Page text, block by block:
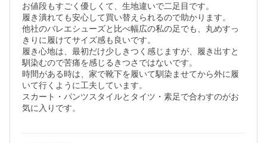
お値段もすごく優しくて、生地違いで二足目です。
履き潰れても安心して買い替えられるので助かります。
他社のバレエシューズと比べ幅広の私の足でも、丸めすっ
きりに履けてサイズ感も良いです。
履き心地は、最初だけ少しきつく感じますが、履き出すと
馴染むので苦痛を感じるきつさではないです。
時間がある時は、家で靴下を履いて馴染ませてから外に履
いて行くように工夫しています。
スカート・パンツスタイルとタイツ・素足で合わすのがお
気に入りです。